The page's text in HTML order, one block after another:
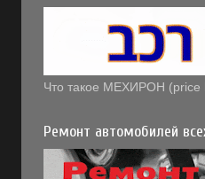
Что такое МЕХИРОН (price
Ремонт автомобилей